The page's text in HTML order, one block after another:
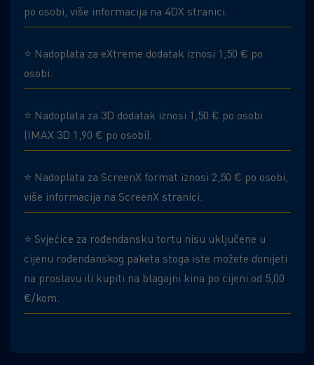
po osobi, više informacija na 4DX stranici.
⭐ Nadoplata za eXtreme dodatak iznosi 1,50 € po
osobi.
⭐ Nadoplata za 3D dodatak iznosi 1,50 € po osobi
(IMAX 3D 1,90 € po osobi).
⭐ Nadoplata za ScreenX format iznosi 2,50 € po osobi,
više informacija na ScreenX stranici.
⭐ Svjećice za rođendansku tortu nisu uključene u
cijenu rođendanskog paketa stoga iste možete donijeti
na proslavu ili kupiti na blagajni kina po cijeni od 5,00
€/kom.